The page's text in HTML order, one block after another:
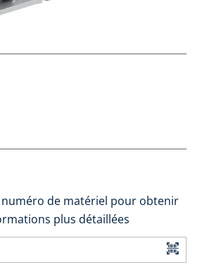
numéro de matériel pour obtenir
plus détaillées